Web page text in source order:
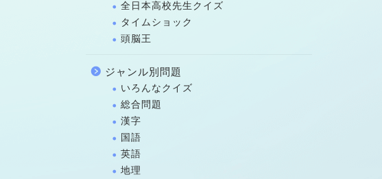
全日本高校先生クイズ
タイムショック
頭脳王
ジャンル別問題
いろんなクイズ
総合問題
漢字
国語
英語
地理